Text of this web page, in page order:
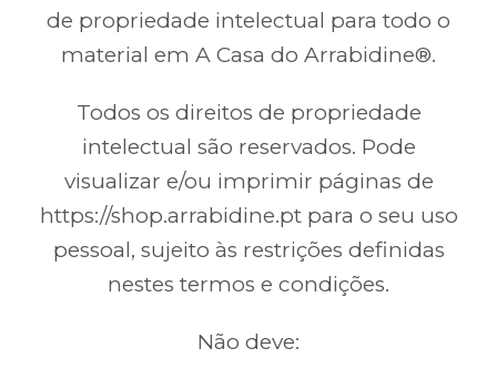
de propriedade intelectual para todo o
material em A Casa do Arrabidine®.
Todos os direitos de propriedade
intelectual são reservados. Pode
visualizar e/ou imprimir páginas de
https://shop.arrabidine.pt para o seu uso
pessoal, sujeito às restrições definidas
nestes termos e condições.
Não deve: